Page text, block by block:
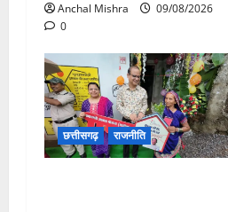
Anchal Mishra
09/08/2026
0
छत्तीसगढ़ राजनीति